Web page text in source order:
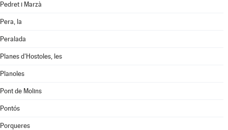
Pedret i Marzà
Pera, la
Peralada
Planes d'Hostoles, les
Planoles
Pont de Molins
Pontós
Porqueres